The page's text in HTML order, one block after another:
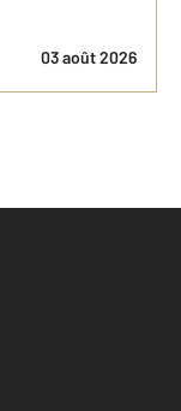
03 août 2026